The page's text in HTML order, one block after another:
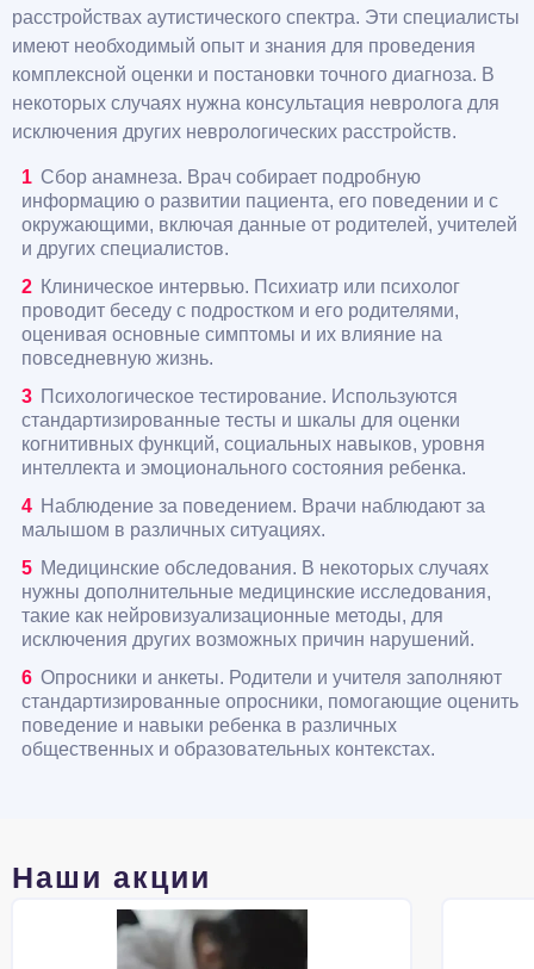
расстройствах аутистического спектра. Эти специалисты
имеют необходимый опыт и знания для проведения
комплексной оценки и постановки точного диагноза. В
некоторых случаях нужна консультация невролога для
исключения других неврологических расстройств.
Сбор анамнеза. Врач собирает подробную
информацию о развитии пациента, его поведении и с
окружающими, включая данные от родителей, учителей
и других специалистов.
Клиническое интервью. Психиатр или психолог
проводит беседу с подростком и его родителями,
оценивая основные симптомы и их влияние на
повседневную жизнь.
Психологическое тестирование. Используются
стандартизированные тесты и шкалы для оценки
когнитивных функций, социальных навыков, уровня
интеллекта и эмоционального состояния ребенка.
Наблюдение за поведением. Врачи наблюдают за
малышом в различных ситуациях.
Медицинские обследования. В некоторых случаях
нужны дополнительные медицинские исследования,
такие как нейровизуализационные методы, для
исключения других возможных причин нарушений.
Опросники и анкеты. Родители и учителя заполняют
стандартизированные опросники, помогающие оценить
поведение и навыки ребенка в различных
общественных и образовательных контекстах.
Наши акции